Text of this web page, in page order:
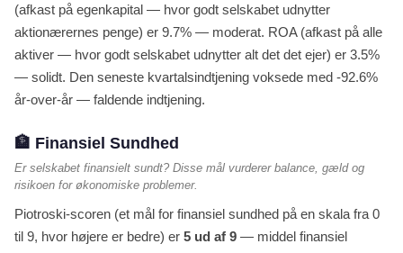
(afkast på egenkapital — hvor godt selskabet udnytter
aktionærernes penge) er 9.7% — moderat. ROA (afkast på alle
aktiver — hvor godt selskabet udnytter alt det det ejer) er 3.5%
— solidt. Den seneste kvartalsindtjening voksede med -92.6%
år-over-år — faldende indtjening.
🏦 Finansiel Sundhed
Er selskabet finansielt sundt? Disse mål vurderer balance, gæld og
risikoen for økonomiske problemer.
Piotroski-scoren (et mål for finansiel sundhed på en skala fra 0
til 9, hvor højere er bedre) er 5 ud af 9 — middel finansiel